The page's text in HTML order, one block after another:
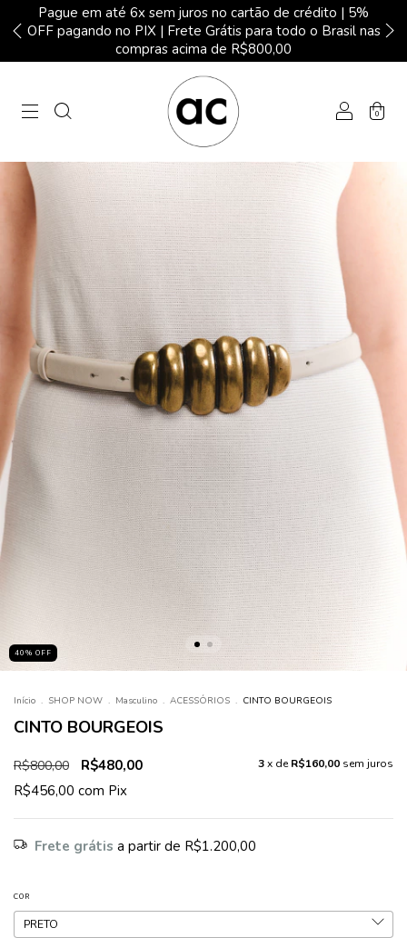
Pague em até 6x sem juros no cartão de crédito | 5%
OFF pagando no PIX | Frete Grátis para todo o Brasil nas
compras acima de R$800,00
0
40% OFF
Início . SHOP NOW . Masculino . ACESSÓRIOS . CINTO BOURGEOIS
CINTO BOURGEOIS
R$800,00 R$480,00 3x deR$160,00 sem juros
R$456,00 com Pix
Frete grátis a partir de R$1.200,00
COR